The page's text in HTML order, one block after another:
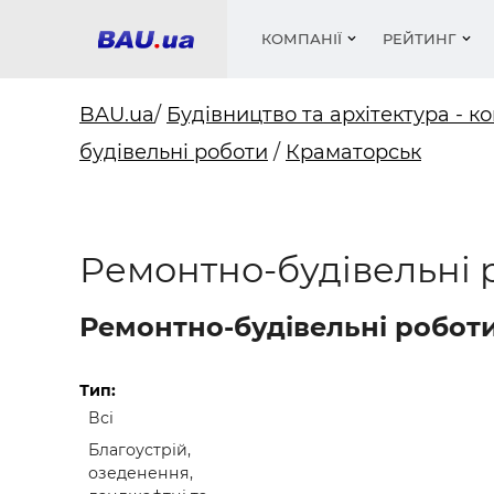
КОМПАНІЇ
Фарби,
РЕЙТИНГ
Меблі
BAU.ua/ Будівництво та архітектура -
будівельні роботи / Краматорськ
Ремонтно-будівельні
Ремонтно-будівельні
Тип:
Всі
Благоустрій,
озеденення,